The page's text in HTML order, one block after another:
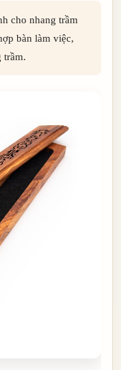
cho nhang trầm
bàn làm việc,
trầm.